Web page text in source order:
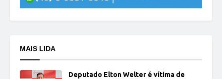
MAIS LIDA
Deputado Elton Welter é vítima de